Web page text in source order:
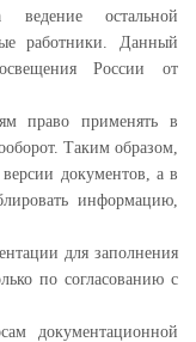
ведение остальной
работники. Данный
России от
право применять в
Таким образом,
документов, а в
информацию,
для заполнения
по согласованию с
документационной